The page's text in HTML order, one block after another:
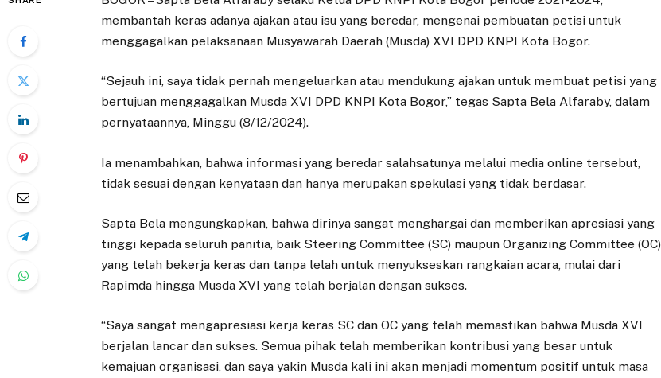
membantah keras adanya ajakan atau isu yang beredar, mengenai pembuatan petisi untuk
menggagalkan pelaksanaan Musyawarah Daerah (Musda) XVI DPD KNPI Kota Bogor.
“Sejauh ini, saya tidak pernah mengeluarkan atau mendukung ajakan untuk membuat petisi yang
bertujuan menggagalkan Musda XVI DPD KNPI Kota Bogor,” tegas Sapta Bela Alfaraby, dalam
pernyataannya, Minggu (8/12/2024).
Ia menambahkan, bahwa informasi yang beredar salahsatunya melalui media online tersebut,
tidak sesuai dengan kenyataan dan hanya merupakan spekulasi yang tidak berdasar.
Sapta Bela mengungkapkan, bahwa dirinya sangat menghargai dan memberikan apresiasi yang
tinggi kepada seluruh panitia, baik Steering Committee (SC) maupun Organizing Committee (OC),
yang telah bekerja keras dan tanpa lelah untuk menyukseskan rangkaian acara, mulai dari
Rapimda hingga Musda XVI yang telah berjalan dengan sukses.
“Saya sangat mengapresiasi kerja keras SC dan OC yang telah memastikan bahwa Musda XVI
berjalan lancar dan sukses. Semua pihak telah memberikan kontribusi yang besar untuk
kemajuan organisasi, dan saya yakin Musda kali ini akan menjadi momentum positif untuk masa